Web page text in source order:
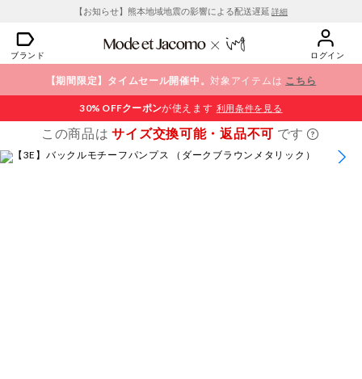
【お知らせ】熊本地域地震の影響による配送遅延 詳細
ブランド ログイン
【期間限定】タイムセール開催中。対象アイテムは こちら
30% OFFクーポンが使えます 利用条件を見る
この商品はサイズ交換可能・返品不可 です
1 /7